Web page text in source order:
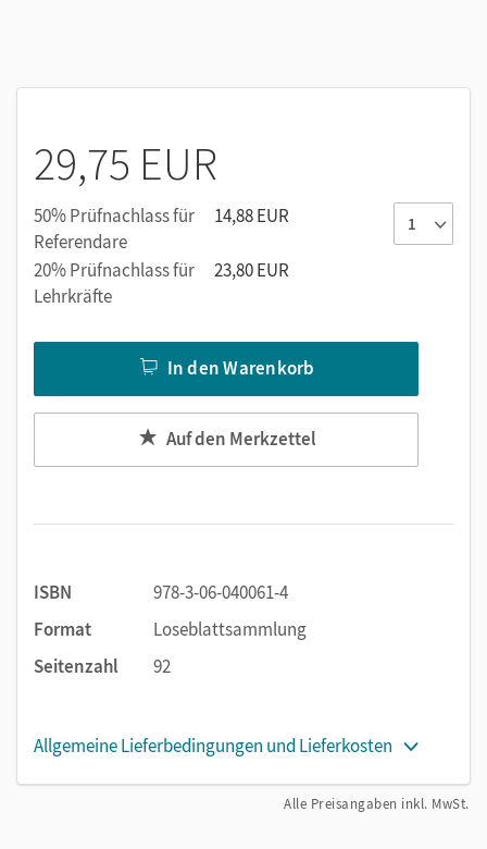
29,75 EUR
50% Prüfnachlass für
Referendare
14,88 EUR
20% Prüfnachlass für
Lehrkräfte
23,80 EUR
In den Warenkorb
Auf den Merkzettel
ISBN
978-3-06-040061-4
Format
Loseblattsammlung
Seitenzahl
92
Allgemeine Lieferbedingungen und Lieferkosten
Alle Preisangaben inkl. MwSt.